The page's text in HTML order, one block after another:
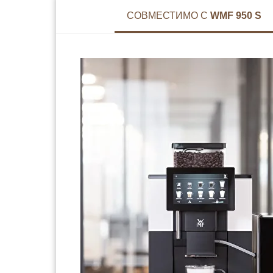
СОВМЕСТИМО С WMF 950 S